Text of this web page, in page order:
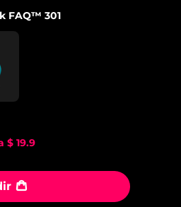
FAQ™ 301
$ 19.9